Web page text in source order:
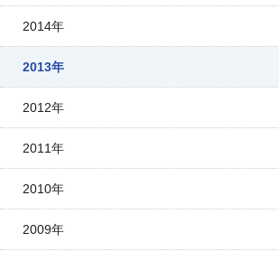
2014年
2013年
2012年
2011年
2010年
2009年